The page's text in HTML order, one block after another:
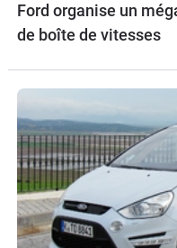
Ford organise un
de boîte de vitesses